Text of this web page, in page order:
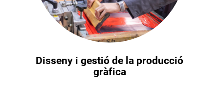
Disseny i gestió de la producció
gràfica